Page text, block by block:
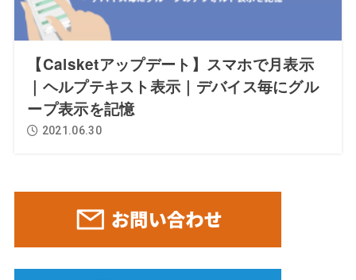
【Calsketアップデート】スマホで月表示
｜ヘルプテキスト表示｜デバイス毎にグル
ープ表示を記憶
2021.06.30